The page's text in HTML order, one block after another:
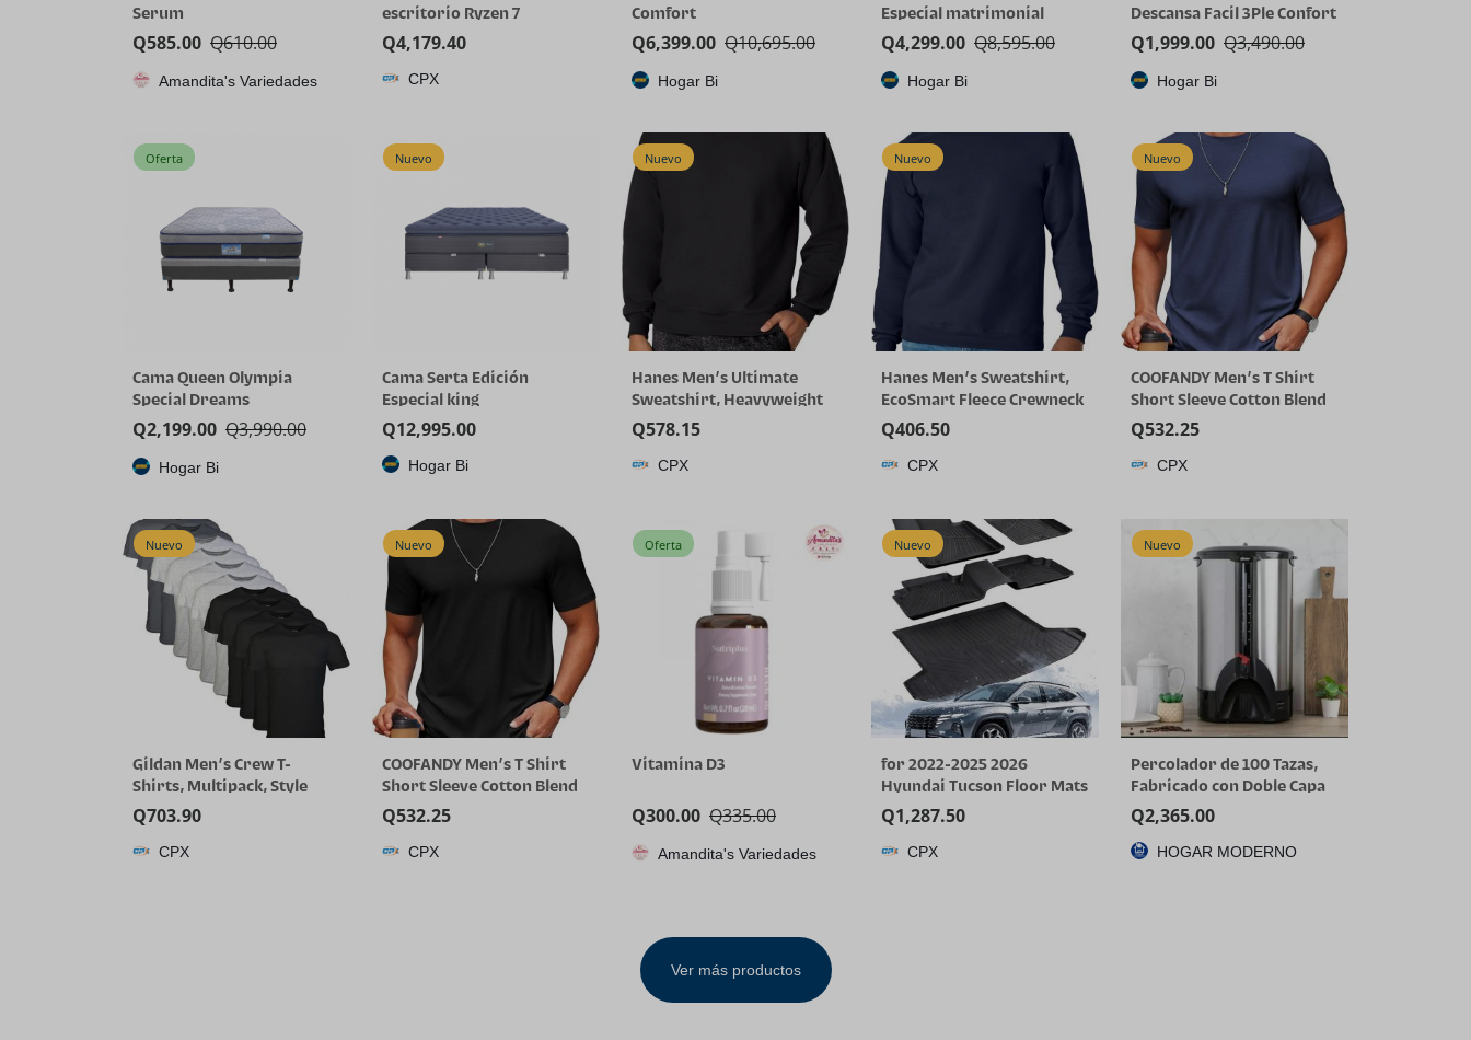
Serum
Q610.00
Q585.00
Amandita's Variedades
escritorio Ryzen 7
5800X3D de 8 núcleos y 16
hilos con tecnología AMD
3D V-Cache
Q4,179.40
CPX
Comfort
Q10,695.00
Q6,399.00
Hogar Bi
Especial matrimonial
Q8,595.00
Q4,299.00
Hogar Bi
Descansa Facil 3Ple Confort
Q3,490.00
Q1,999.00
Hogar Bi
Oferta
Cama Queen Olympia
Special Dreams
Q3,990.00
Q2,199.00
Hogar Bi
Nuevo
Cama Serta Edición
Especial king
Q12,995.00
Hogar Bi
Nuevo
Hanes Men’s Ultimate
Sweatshirt, Heavyweight
Fleece Sweatshirt,
Crewneck Pullover for Men
Q578.15
CPX
Nuevo
Hanes Men’s Sweatshirt,
EcoSmart Fleece Crewneck
Sweatshirt, Big & Tall
Available, 1 or 2-Pack
Q406.50
CPX
Nuevo
COOFANDY Men’s T Shirt
Short Sleeve Cotton Blend
T-Shirts Crew Neck Casual
Summer Basic Tee Shirts
Q532.25
CPX
Nuevo
Gildan Men’s Crew T-
Shirts, Multipack, Style
G1100
Q703.90
CPX
Nuevo
COOFANDY Men’s T Shirt
Short Sleeve Cotton Blend
T-Shirts Crew Neck Casual
Summer Basic Tee Shirts
Q532.25
CPX
Oferta
Vitamina D3
Q335.00
Q300.00
Amandita's Variedades
Nuevo
for 2022-2025 2026
Hyundai Tucson Floor Mats
(Gas Models Only) | All-
Weather TPE Car Mats &
Cargo Liner, Custom Fit for
Q1,287.50
CPX
Nuevo
Percolador de 100 Tazas,
Fabricado con Doble Capa
de Acero Inoxidable
Q2,365.00
HOGAR MODERNO
Ver más productos